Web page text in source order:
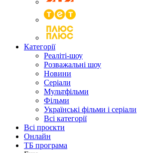
Категорії
Реаліті-шоу
Розважальні шоу
Новини
Серіали
Мультфільми
Фільми
Українські фільми і серіали
Всі категорії
Всі проєкти
Онлайн
ТБ програма